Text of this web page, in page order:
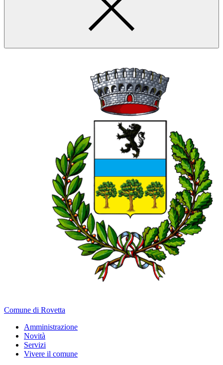
Comune di Rovetta
Amministrazione
Novità
Servizi
Vivere il comune